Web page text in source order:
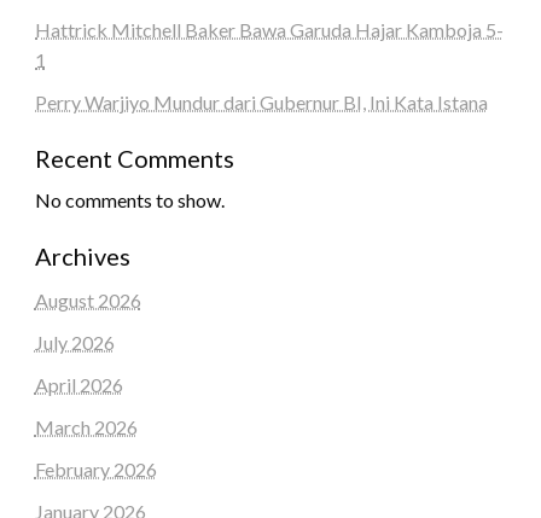
Hattrick Mitchell Baker Bawa Garuda Hajar Kamboja 5-
1
Perry Warjiyo Mundur dari Gubernur BI, Ini Kata Istana
Recent Comments
No comments to show.
Archives
August 2026
July 2026
April 2026
March 2026
February 2026
January 2026